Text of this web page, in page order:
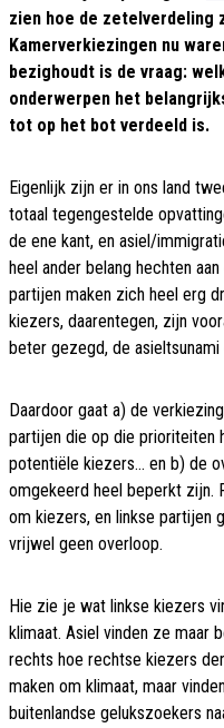
zien hoe de zetelverdeling
Kamerverkiezingen nu
bezighoudt is de vraag:
onderwerpen het
tot op het bot verdeeld is.
Eigenlijk zijn er in ons land
totaal tegengestelde
de ene kant, en asiel/
heel ander belang hechten
partijen maken zich heel erg
kiezers, daarentegen, zijn
beter gezegd, de
Daardoor gaat a) de
partijen die op die prioriteiten
potentiële kiezers... en b) de
omgekeerd heel beperkt zijn.
om kiezers, en linkse partijen
vrijwel geen overloop.
Hie zie je wat linkse kiezers
klimaat. Asiel vinden ze maar
rechts hoe rechtse kiezers
maken om klimaat, maar
buitenlandse gelukszoekers